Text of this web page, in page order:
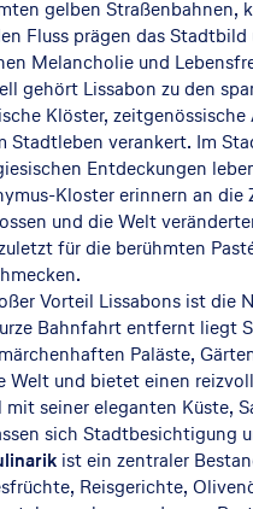
gelben Straßenbahnen,
Fluss prägen das
Melancholie und
gehört Lissabon zu den
Klöster,
Stadtleben verankert. Im
Entdeckungen
Kloster erinnern an die
und die Welt
für die berühmten
Vorteil Lissabons ist die
Bahnfahrt entfernt liegt
Paläste,
Welt und bietet einen
mit seiner eleganten Küste,
sich Stadtbesichtigung
ist ein zentraler
Reisgerichte,